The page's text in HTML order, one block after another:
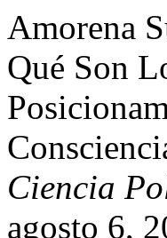
Amorena
Qué Son
Ciencia
agosto 6,